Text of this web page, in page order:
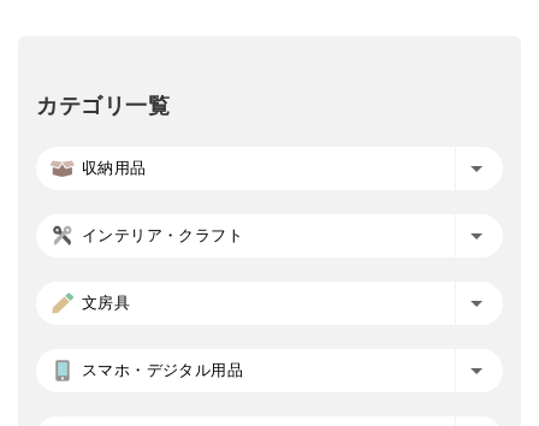
カテゴリ一覧
収納用品
インテリア・クラフト
文房具
スマホ・デジタル用品